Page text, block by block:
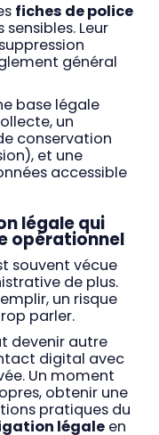
fiches de police
Leur
général
base légale
un
conservation
et une
accessible
légale qui
opérationnel
souvent vécue
de plus.
un risque
parler.
devenir autre
digital avec
Un moment
obtenir une
pratiques du
légale en